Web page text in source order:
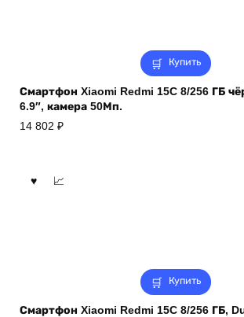
Купить
Смартфон Xiaomi Redmi 15C 8/256 ГБ
6.9″, камера 50Мп.
14 802 ₽
Купить
Смартфон Xiaomi Redmi 15C 8/256 ГБ,